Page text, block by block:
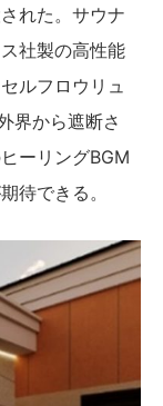
れた。サウナ
社製の高性能
ルフロウリュ
界から遮断さ
ーリングBGM
待できる。